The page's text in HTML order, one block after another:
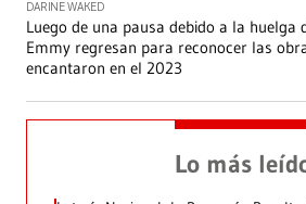
DARINE WAKED
Luego de una pausa debido a la huelga
Emmy regresan para reconocer las
encantaron en el 2023
Lo más